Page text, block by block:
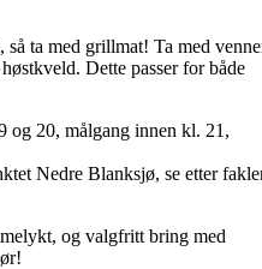
ta med grillmat! Ta med
Dette passer for både
og 20, målgang innen kl. 21,
Nedre Blanksjø, se etter
og valgfritt bring med